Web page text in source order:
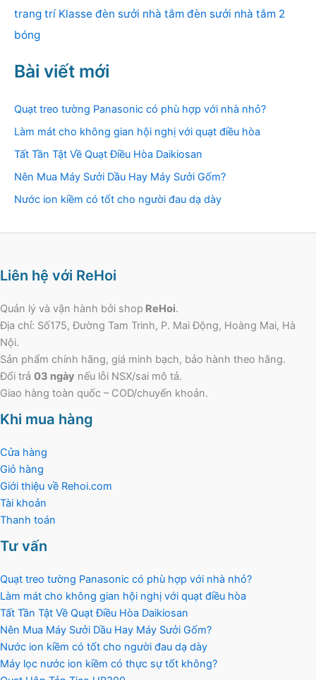
trang trí Klasse đèn sưởi nhà tắm đèn sưởi nhà tắm 2
bóng
Bài viết mới
Quạt treo tường Panasonic có phù hợp với nhà nhỏ?
Làm mát cho không gian hội nghị với quạt điều hòa
Tất Tần Tật Về Quạt Điều Hòa Daikiosan
Nên Mua Máy Sưởi Dầu Hay Máy Sưởi Gốm?
Nước ion kiềm có tốt cho người đau dạ dày
Liên hệ với ReHoi
Quản lý và vận hành bởi shop ReHoi.
Địa chỉ: Số175, Đường Tam Trinh, P. Mai Động, Hoàng Mai, Hà
Nội.
Sản phẩm chính hãng, giá minh bạch, bảo hành theo hãng.
Đổi trả 03 ngày nếu lỗi NSX/sai mô tả.
Giao hàng toàn quốc – COD/chuyển khoản.
Khi mua hàng
Cửa hàng
Giỏ hàng
Giới thiệu về Rehoi.com
Tài khoản
Thanh toán
Tư vấn
Quạt treo tường Panasonic có phù hợp với nhà nhỏ?
Làm mát cho không gian hội nghị với quạt điều hòa
Tất Tần Tật Về Quạt Điều Hòa Daikiosan
Nên Mua Máy Sưởi Dầu Hay Máy Sưởi Gốm?
Nước ion kiềm có tốt cho người đau dạ dày
Máy lọc nước ion kiềm có thực sự tốt không?